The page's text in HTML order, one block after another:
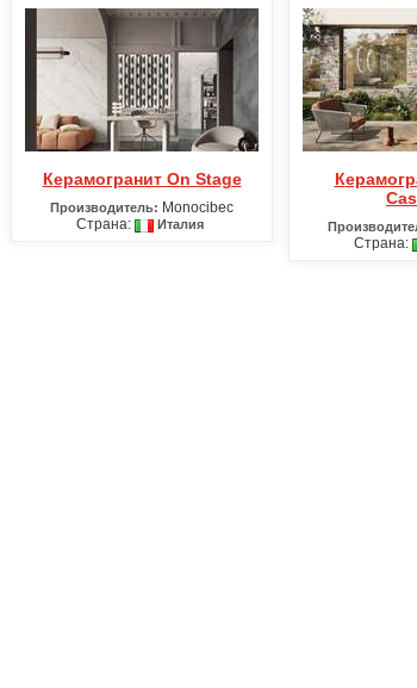
Керамогранит On Stage
Производитель: Monocibec
Страна:
Италия
Керамогранит Pietra
Страна: